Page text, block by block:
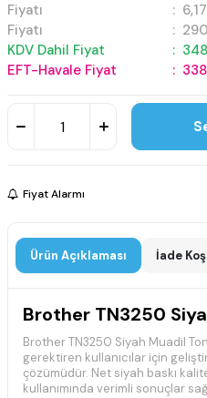
Fiyatı : 6,17
Fiyatı
:
KDV Dahil Fiyat
:
EFT-Havale Fiyat
:
Fiyat Alarmı
Ürün Açıklaması İade
Brother TN3250
Brother TN3250 Siyah Muadil
gerektiren kullanıcılar için
çözümüdür. Net siyah baskı
kullanımında verimli sonuçlar